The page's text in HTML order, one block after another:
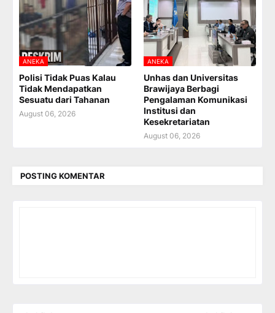
ANEKA
Polisi Tidak Puas Kalau
Tidak Mendapatkan
Sesuatu dari Tahanan
August 06, 2026
ANEKA
Unhas dan Universitas
Brawijaya Berbagi
Pengalaman Komunikasi
Institusi dan
Kesekretariatan
August 06, 2026
POSTING KOMENTAR